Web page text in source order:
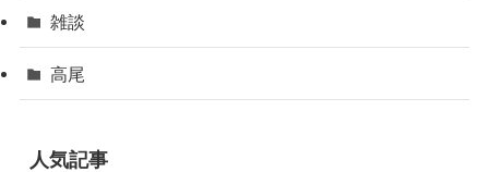
雑談
高尾
人気記事